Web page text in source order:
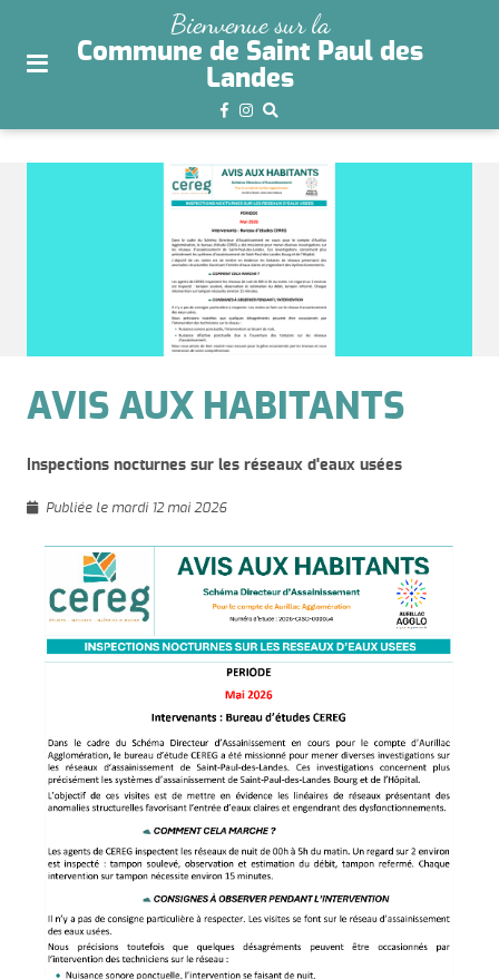
site
Bienvenue sur la
Commune de Saint Paul des
Landes
AVIS AUX HABITANTS
Inspections nocturnes sur les réseaux d'eaux usées
Publiée le mardi 12 mai 2026